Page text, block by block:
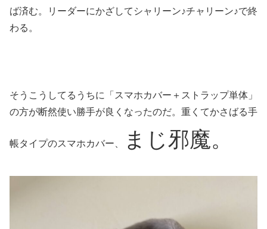
ば済む。リーダーにかざしてシャリーン♪チャリーン♪で終
わる。
そうこうしてるうちに「スマホカバー＋ストラップ単体」
の方が断然使い勝手が良くなったのだ。重くてかさばる手
帳タイプのスマホカバー、 まじ邪魔。